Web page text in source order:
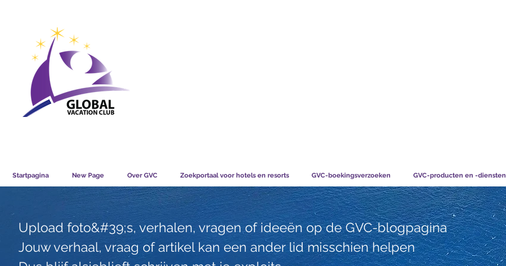
Startpagina New Page Over GVC Zoekportaal voor hotels en resorts GVC-boekingsverzoeken GVC-producten en -diensten
Upload foto&#39;s, verhalen, vragen of ideeën op de GVC-blogpagina
Jouw verhaal, vraag of artikel kan een ander lid misschien helpen